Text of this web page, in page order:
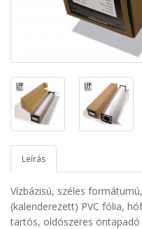
Leírás
Vízbázisú, széles
(kalenderezett) PVC fólia,
tartós, oldószeres öntapadó